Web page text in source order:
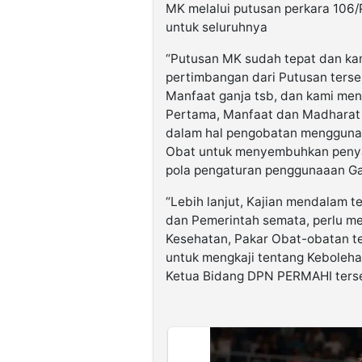
MK melalui putusan perkara
untuk seluruhnya
“Putusan MK sudah tepat dan
pertimbangan dari Putusan
Manfaat ganja tsb, dan kami
Pertama, Manfaat dan
dalam hal pengobatan
Obat untuk menyembuhkan
pola pengaturan penggunaaan
“Lebih lanjut, Kajian mendalam
dan Pemerintah semata, perlu
Kesehatan, Pakar Obat-obatan
untuk mengkaji tentang
Ketua Bidang DPN PERMAHI